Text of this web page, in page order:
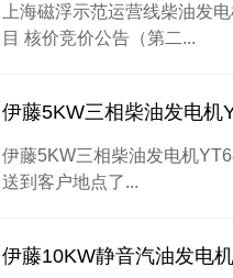
上海磁浮示范运营线柴油发
目 核价竞价公告（第二...
伊藤5KW三相柴油发电机
送到客户地点了...